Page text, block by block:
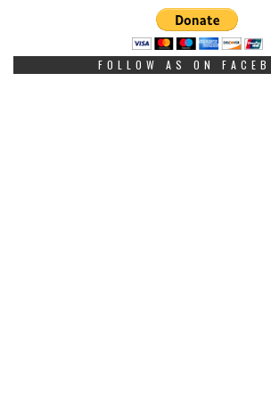
FOLLOW AS ON